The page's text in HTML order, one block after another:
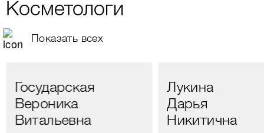
Косметологи
Показать всех
Государская
Вероника
Витальевна
Лукина
Дарья
Никитична